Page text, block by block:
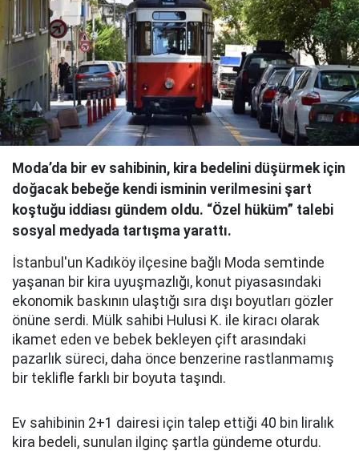
Moda’da bir ev sahibinin, kira bedelini düşürmek için
doğacak bebeğe kendi isminin verilmesini şart
koştuğu iddiası gündem oldu. “Özel hüküm” talebi
sosyal medyada tartışma yarattı.
İstanbul'un Kadıköy ilçesine bağlı Moda semtinde
yaşanan bir kira uyuşmazlığı, konut piyasasındaki
ekonomik baskının ulaştığı sıra dışı boyutları gözler
önüne serdi. Mülk sahibi Hulusi K. ile kiracı olarak
ikamet eden ve bebek bekleyen çift arasındaki
pazarlık süreci, daha önce benzerine rastlanmamış
bir teklifle farklı bir boyuta taşındı.
Ev sahibinin 2+1 dairesi için talep ettiği 40 bin liralık
kira bedeli, sunulan ilginç şartla gündeme oturdu.